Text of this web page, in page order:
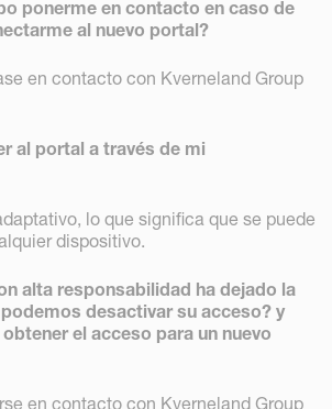
ponerme en contacto en caso de
al nuevo portal?
en contacto con Kverneland Group
al portal a través de mi
lo que significa que se puede
dispositivo.
alta responsabilidad ha dejado la
desactivar su acceso? y
el acceso para un nuevo
en contacto con Kverneland Group